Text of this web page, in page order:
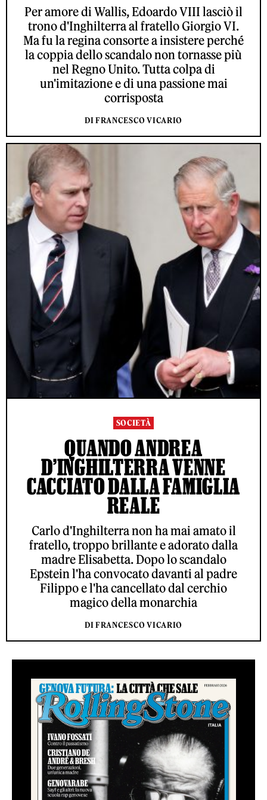
Per amore di Wallis, Edoardo VIII lasciò il
trono d'Inghilterra al fratello Giorgio VI.
Ma fu la regina consorte a insistere perché
la coppia dello scandalo non tornasse più
nel Regno Unito. Tutta colpa di
un'imitazione e di una passione mai
corrisposta
DI FRANCESCO VICARIO
SOCIETÀ
QUANDO ANDREA
D’INGHILTERRA VENNE
CACCIATO DALLA FAMIGLIA
REALE
Carlo d'Inghilterra non ha mai amato il
fratello, troppo brillante e adorato dalla
madre Elisabetta. Dopo lo scandalo
Epstein l'ha convocato davanti al padre
Filippo e l'ha cancellato dal cerchio
magico della monarchia
DI FRANCESCO VICARIO